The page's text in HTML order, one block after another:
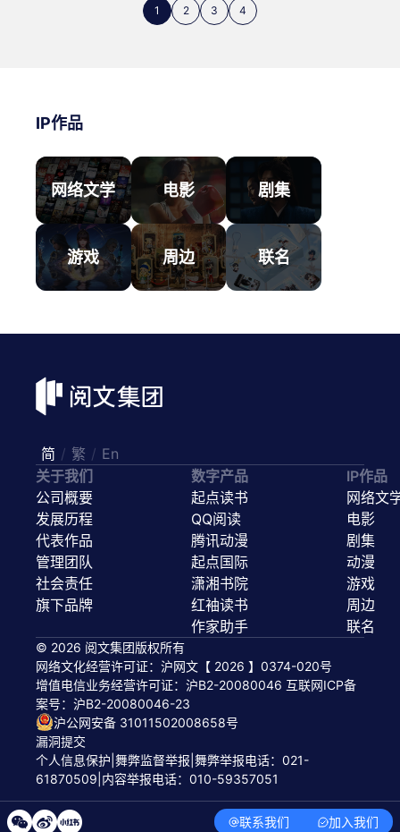
1 2 3 4
IP作品
网络文学 电影 剧集
游戏 周边 联名
简 / 繁 / En
关于我们
公司概要
发展历程
代表作品
管理团队
社会责任
旗下品牌
数字产品
起点读书
QQ阅读
腾讯动漫
起点国际
潇湘书院
红袖读书
作家助手
IP作品
网络文
电影
剧集
动漫
游戏
周边
联名
© 2026 阅文集团版权所有
网络文化经营许可证：沪网文【 2026 】0374-020号
增值电信业务经营许可证：沪B2-20080046 互联网ICP备
案号： 沪B2-20080046-23
沪公网安备 31011502008658号
漏洞提交
个人信息保护 舞弊监督举报 舞弊举报电话：021-
61870509 内容举报电话：010-59357051
联系我们 加入我们